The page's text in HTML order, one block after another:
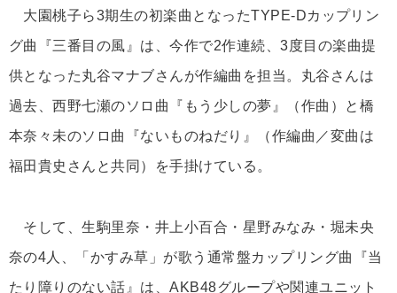
大園桃子ら3期生の初楽曲となったTYPE-Dカップリン
グ曲『三番目の風』は、今作で2作連続、3度目の楽曲提
供となった丸谷マナブさんが作編曲を担当。丸谷さんは
過去、西野七瀬のソロ曲『もう少しの夢』（作曲）と橋
本奈々未のソロ曲『ないものねだり』（作編曲／変曲は
福田貴史さんと共同）を手掛けている。
そして、生駒里奈・井上小百合・星野みなみ・堀未央
奈の4人、「かすみ草」が歌う通常盤カップリング曲『当
たり障りのない話』は、AKB48グループや関連ユニット